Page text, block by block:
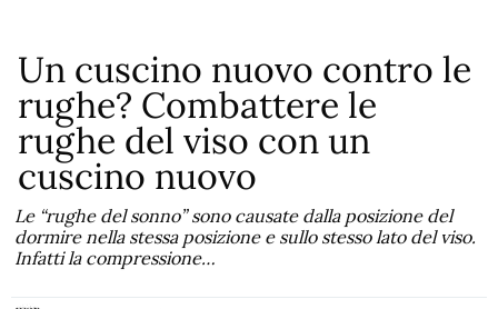
Un cuscino nuovo contro le
rughe? Combattere le
rughe del viso con un
cuscino nuovo
Le “rughe del sonno” sono causate dalla posizione del
dormire nella stessa posizione e sullo stesso lato del viso.
Infatti la compressione…